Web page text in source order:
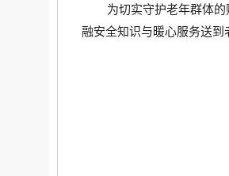
为切实守护老年群体
融安全知识与暖心服务送到